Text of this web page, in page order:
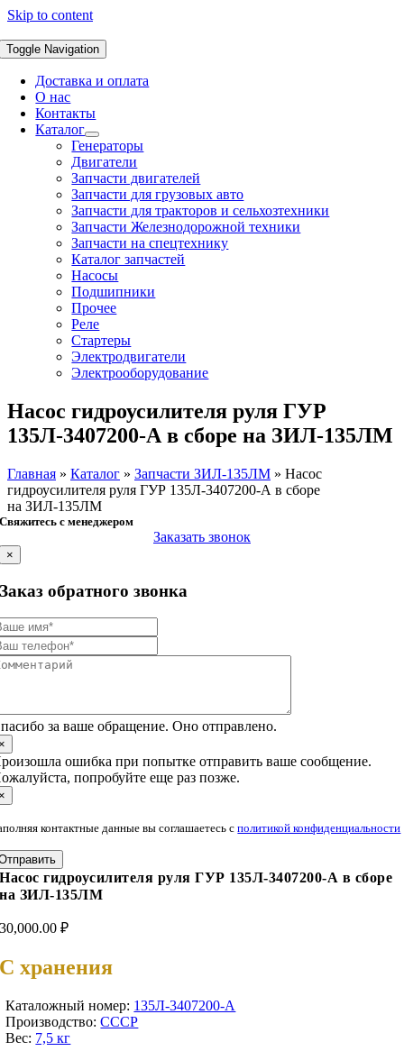
Skip to content
Toggle Navigation
Доставка и оплата
О нас
Контакты
Каталог
Генераторы
Двигатели
Запчасти двигателей
Запчасти для грузовых авто
Запчасти для тракторов и сельхозтехники
Запчасти Железнодорожной техники
Запчасти на спецтехнику
Каталог запчастей
Насосы
Подшипники
Прочее
Реле
Стартеры
Электродвигатели
Электрооборудование
Насос гидроусилителя руля ГУР
135Л-3407200-А в сборе на ЗИЛ-135ЛМ
Главная » Каталог » Запчасти ЗИЛ-135ЛМ » Насос
гидроусилителя руля ГУР 135Л-3407200-А в сборе
на ЗИЛ-135ЛМ
Свяжитесь с менеджером
Заказать звонок
×
Заказ обратного звонка
за ваше обращение. Оно отправлено.
ошибка при попытке отправить ваше сообщение.
попробуйте еще раз позже.
контактные данные вы соглашаетесь сполитикой конфиденциальности
Насос гидроусилителя руля ГУР 135Л-3407200-А в сборе
на ЗИЛ-135ЛМ
30,000.00₽
С хранения
Каталожный номер: 135Л-3407200-А
Производство:СССР
Вес: 7,5 кг